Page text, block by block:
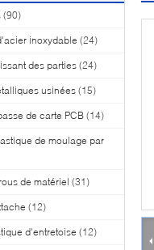
(90)
inoxydable (24)
des parties(24)
usinées (15)
de carte PCB (14)
de moulage par
de matériel (31)
(12)
d'entretoise (12)